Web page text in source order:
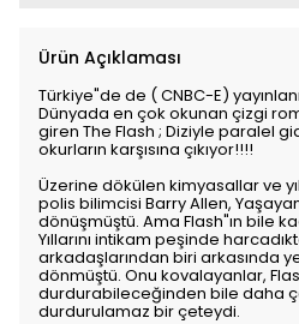
Ürün Açıklaması
Türkiye"de de ( CNBC-E)
Dünyada en çok okunan çizgi
giren The Flash ; Diziyle paralel
okurların karşısına çıkıyor!!!!
Üzerine dökülen kimyasallar ve
polis bilimcisi Barry Allen, Yaşayan
dönüşmüştü. Ama Flash"ın bile
Yıllarını intikam peşinde
arkadaşlarından biri arkasında
dönmüştü. Onu kovalayanlar,
durdurabileceğinden bile daha
durdurulamaz bir çeteydi.